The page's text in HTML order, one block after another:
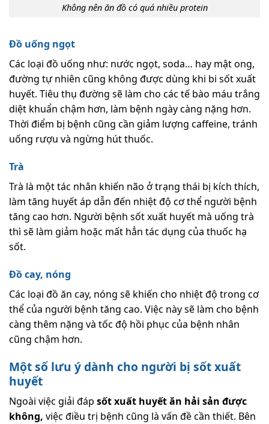
Không nên ăn đồ có quá nhiều protein
Đồ uống ngọt
Các loại đồ uống như: nước ngọt, soda… hay mật ong,
đường tự nhiên cũng không được dùng khi bi sốt xuất
huyết. Tiêu thụ đường sẽ làm cho các tế bào máu trắng
diệt khuẩn chậm hơn, làm bệnh ngày càng nặng hơn.
Thời điểm bị bệnh cũng cần giảm lượng caffeine, tránh
uống rượu và ngừng hút thuốc.
Trà
Trà là một tác nhân khiến não ở trạng thái bị kích thích,
làm tăng huyết áp dẫn đến nhiệt độ cơ thể người bệnh
tăng cao hơn. Người bệnh sốt xuất huyết mà uống trà
thì sẽ làm giảm hoặc mất hẳn tác dụng của thuốc hạ
sốt.
Đồ cay, nóng
Các loại đồ ăn cay, nóng sẽ khiến cho nhiệt độ trong cơ
thể của người bệnh tăng cao. Việc này sẽ làm cho bệnh
càng thêm nặng và tốc độ hồi phục của bệnh nhân
cũng chậm hơn.
Một số lưu ý dành cho người bị sốt xuất
huyết
Ngoài việc giải đáp sốt xuất huyết ăn hải sản được
không, việc điều trị bệnh cũng là vấn đề cần thiết. Bên